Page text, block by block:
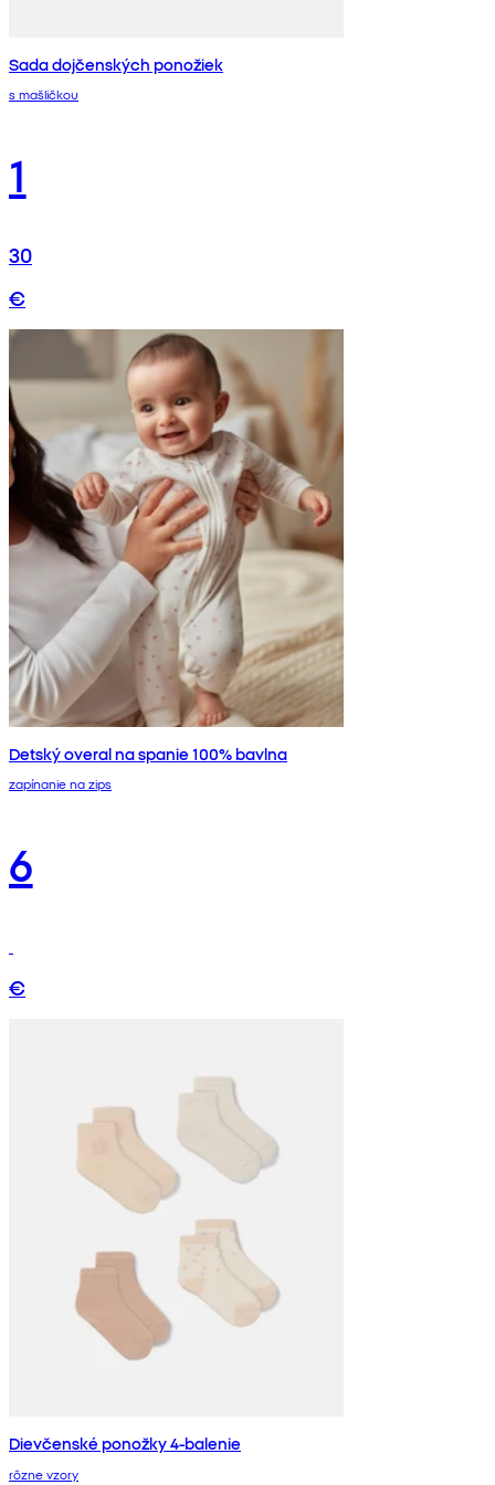
Sada dojčenských ponožiek
s mašličkou
1
30
€
Detský overal na spanie 100% bavlna
zapínanie na zips
6
€
Dievčenské ponožky 4-balenie
rôzne vzory